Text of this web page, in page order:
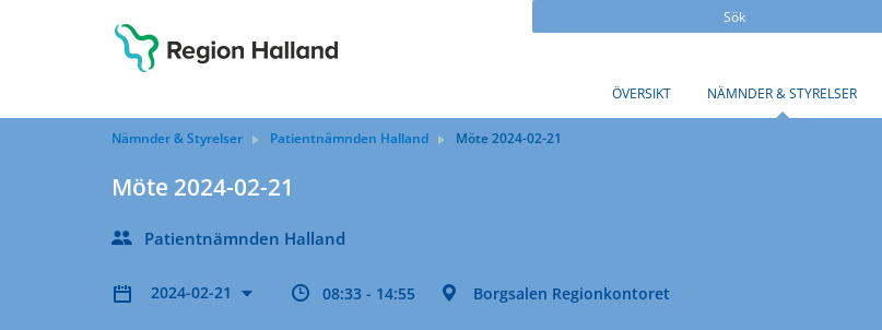
Sök
ÖVERSIKT NÄMNDER & STYRELSER
Nämnder & Styrelser Patientnämnden Halland Möte 2024-02-21
Möte 2024-02-21
Patientnämnden Halland
2024-02-21 08:33 - 14:55 Borgsalen Regionkontoret